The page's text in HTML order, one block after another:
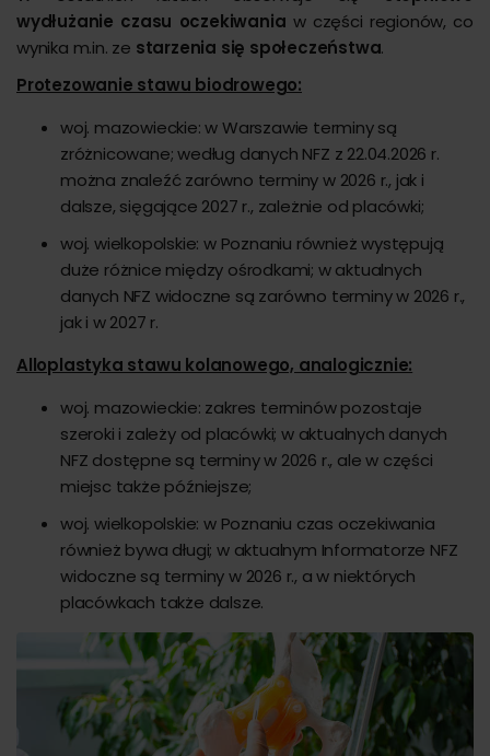
wydłużanie czasu oczekiwania w części regionów, co
wynika m.in. ze starzenia się społeczeństwa.
Protezowanie stawu biodrowego:
woj. mazowieckie: w Warszawie terminy są
zróżnicowane; według danych NFZ z 22.04.2026 r.
można znaleźć zarówno terminy w 2026 r., jak i
dalsze, sięgające 2027 r., zależnie od placówki;
woj. wielkopolskie: w Poznaniu również występują
duże różnice między ośrodkami; w aktualnych
danych NFZ widoczne są zarówno terminy w 2026 r.,
jak i w 2027 r.
Alloplastyka stawu kolanowego, analogicznie:
woj. mazowieckie: zakres terminów pozostaje
szeroki i zależy od placówki; w aktualnych danych
NFZ dostępne są terminy w 2026 r., ale w części
miejsc także późniejsze;
woj. wielkopolskie: w Poznaniu czas oczekiwania
również bywa długi; w aktualnym Informatorze NFZ
widoczne są terminy w 2026 r., a w niektórych
placówkach także dalsze.